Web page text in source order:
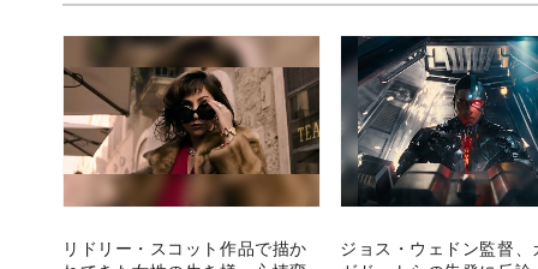
リドリー・スコット作品で描か
ジョス・ウェドン監督、